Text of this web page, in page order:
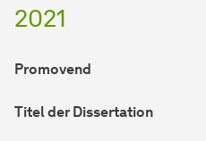
2021
Promovend
Titel der Dissertation